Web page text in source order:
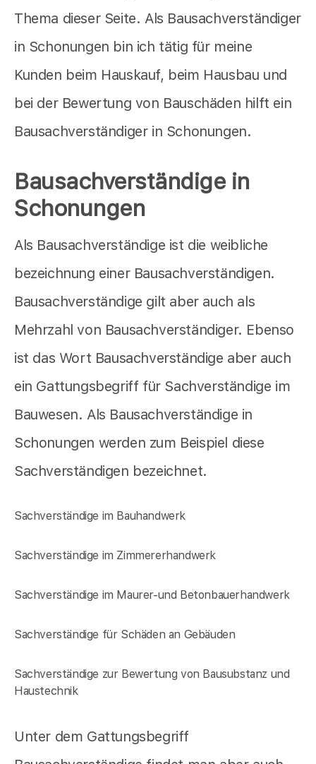
Thema dieser Seite. Als Bausachverständiger
in Schonungen bin ich tätig für meine
Kunden beim Hauskauf, beim Hausbau und
bei der Bewertung von Bauschäden hilft ein
Bausachverständiger in Schonungen.
Bausachverständige in
Schonungen
Als Bausachverständige ist die weibliche
bezeichnung einer Bausachverständigen.
Bausachverständige gilt aber auch als
Mehrzahl von Bausachverständiger. Ebenso
ist das Wort Bausachverständige aber auch
ein Gattungsbegriff für Sachverständige im
Bauwesen. Als Bausachverständige in
Schonungen werden zum Beispiel diese
Sachverständigen bezeichnet.
Sachverständige im Bauhandwerk
Sachverständige im Zimmererhandwerk
Sachverständige im Maurer-und Betonbauerhandwerk
Sachverständige für Schäden an Gebäuden
Sachverständige zur Bewertung von Bausubstanz und
Haustechnik
Unter dem Gattungsbegriff